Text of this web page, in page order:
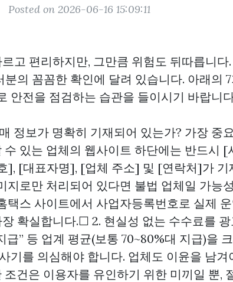
Posted on 2026-06-16 15:09:11
고 편리하지만, 그만큼 위험도 뒤따릅니다
의 꼼꼼한 확인에 달려 있습니다. 아래의
안전을 점검하는 습관을 들이시기 바랍니
정보가 명확히 기재되어 있는가? 가장 중
수 있는 업체의 웹사이트 하단에는 반드시 [
], [대표자명], [업체 주소] 및 [연락처]가 기
지로만 처리되어 있다면 불법 업체일 가능
택스 사이트에서 사업자등록번호로 실제
확실합니다.☐ 2. 현실성 없는 수수료를
급” 등 업계 평균(보통 70~80%대 지급)을
기를 의심해야 합니다. 업체도 이윤을 남겨
건은 이용자를 유인하기 위한 미끼일 뿐,